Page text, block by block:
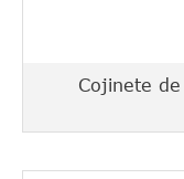
Cojinete